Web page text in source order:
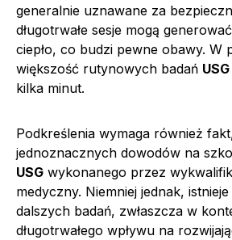
generalnie uznawane za
długotrwałe sesje mogą
ciepło, co budzi pewne obawy. W
większość rutynowych badań USG
kilka minut.
Podkreślenia wymaga również
jednoznacznych dowodów na
USG wykonanego przez
medyczny. Niemniej jednak,
dalszych badań, zwłaszcza w
długotrwałego wpływu na